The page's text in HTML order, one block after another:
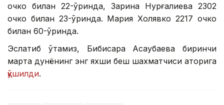
очко билан 22-ўринда, Зарина Нурғалиева 2302
очко билан 23-ўринда. Мария Холявко 2217 очко
билан 60-ўринда.
Эслатиб ўтамиз, Бибисара Асаубаева биринчи
марта дунёнинг энг яхши беш шахматчиси қаторига
қўшилди.